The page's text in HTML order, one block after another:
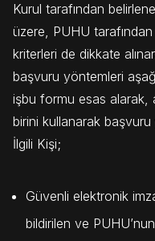
Kurul tarafından
üzere, PUHU tarafından
kriterleri de dikkate
başvuru yöntemleri
işbu formu esas alarak,
birini kullanarak
İlgili Kişi;
Güvenli elektronik
bildirilen ve